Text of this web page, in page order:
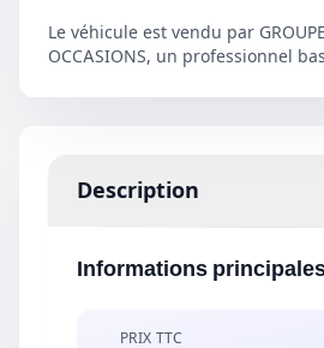
Description
Informations
PRIX TTC
Le véhicule est vendu par
OCCASIONS, un professionnel